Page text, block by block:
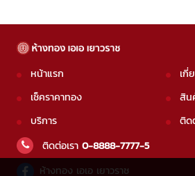
หน้าแรก
เช็คราคาทอง
บริการ
เกี่
สิน
ติด
ติดต่อเรา 0-8888-7777-5
ห้างทอง เอเอ เยาวราช